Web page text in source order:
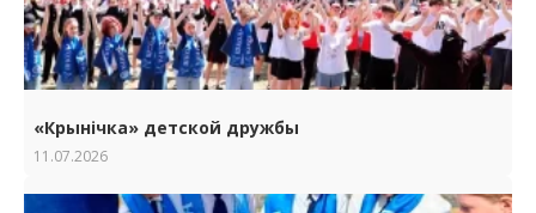
«Крынічка» детской дружбы
11.07.2026